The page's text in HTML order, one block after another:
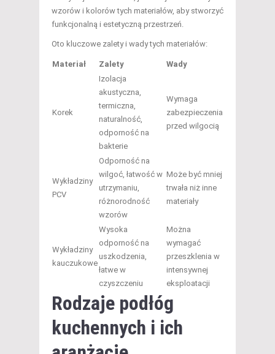
wzorów i kolorów tych materiałów, aby stworzyć
funkcjonalną i estetyczną przestrzeń.
Oto kluczowe zalety i wady tych materiałów:
Materiał Zalety Wady
Korek
Izolacja
akustyczna,
termiczna,
naturalność,
odporność na
bakterie
Wymaga
zabezpieczenia
przed wilgocią
Wykładziny
PCV
Odporność na
wilgoć, łatwość w
utrzymaniu,
różnorodność
wzorów
Może być mniej
trwała niż inne
materiały
Wykładziny
kauczukowe
Wysoka
odporność na
uszkodzenia,
łatwe w
czyszczeniu
Można
wymagać
przeszklenia w
intensywnej
eksploatacji
Rodzaje podłóg
kuchennych i ich